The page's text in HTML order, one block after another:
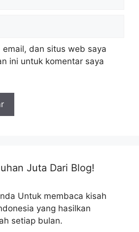
email, dan situs web saya
ini untuk komentar saya
Juta Dari Blog!
Untuk membaca kisah
yang hasilkan
setiap bulan.